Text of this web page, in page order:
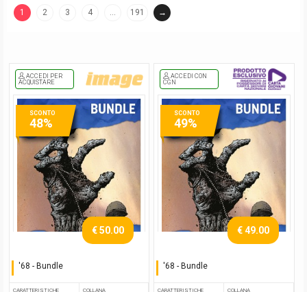
1
2 3 4 … 191 →
ACCEDI PER
ACQUISTARE
'68 - Bundle
€ 50.00
CARATTERISTICHE COLLANA
SCONTO
48%
ACCEDI CON
CGN
'68 - Bundle
€ 49.00
CARATTERISTICHE COLLANA
SCONTO
49%